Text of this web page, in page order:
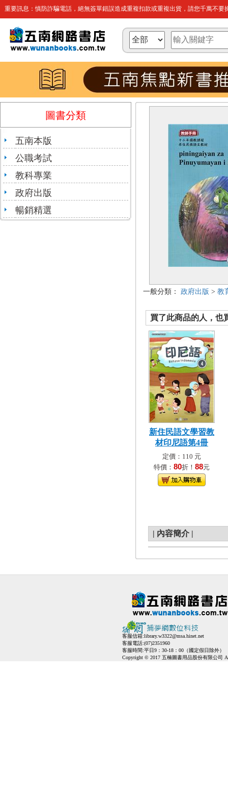
重要訊息：慎防詐騙電話，絕無簽單錯誤造成重複扣款或重複出貨，請您千萬不要
圖書分類
五南本版
公職考試
教科專業
政府出版
暢銷精選
一般分類： 政府出版 > 教
買了此商品的人，也
新住民語文學習教
材印尼語第4冊
定價：110 元
特價： 80折！ 88元
| 內容簡介 |
客服信箱:library.w3322@msa.hinet.net
客服電話:(07)2351960
客服時間:平日9：30-18：00（國定假日除外）
Copyright © 2017 五楠圖書用品股份有限公司